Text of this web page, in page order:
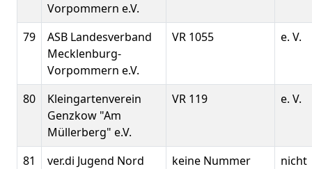
Vorpommern e.V.
79
ASB Landesverband
Mecklenburg-
Vorpommern e.V.
VR 1055 e. V.
80
Kleingartenverein
Genzkow "Am
Müllerberg" e.V.
VR 119 e. V.
81 ver.di Jugend Nord
keine Nummer
nicht